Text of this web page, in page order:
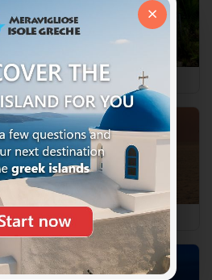
Apartments
Hotel
×